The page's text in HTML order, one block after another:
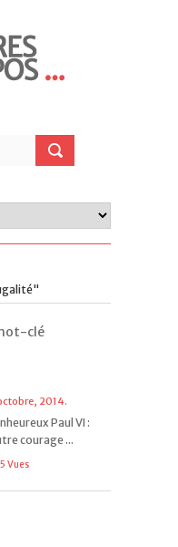
clé
2014.
Paul VI :
courage ...
Vues